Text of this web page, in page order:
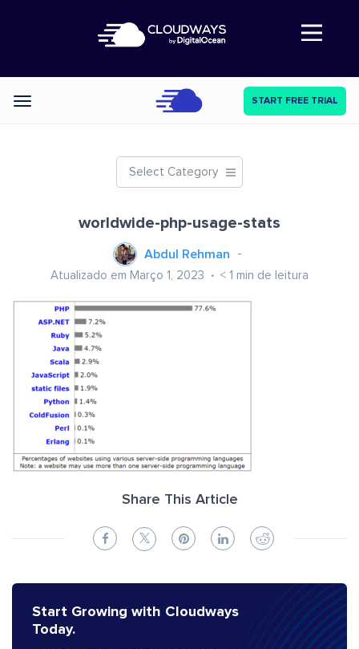
Abre a navegação
Categories START FREE TRIAL
Select Category
worldwide-php-usage-stats
Abdul Rehman
Atualizado em Março 1, 2023 < 1 min de leitura
Share This Article
Start Growing with Cloudways
Today.